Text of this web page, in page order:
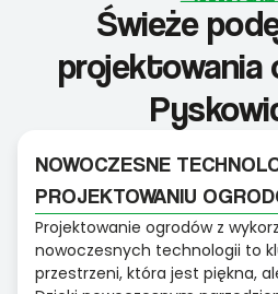
Świeże
projektowania
NOWOCZESNE
PROJEKTOWANIU
Projektowanie ogrodów z
nowoczesnych technologii to
przestrzeni, która jest piękna,